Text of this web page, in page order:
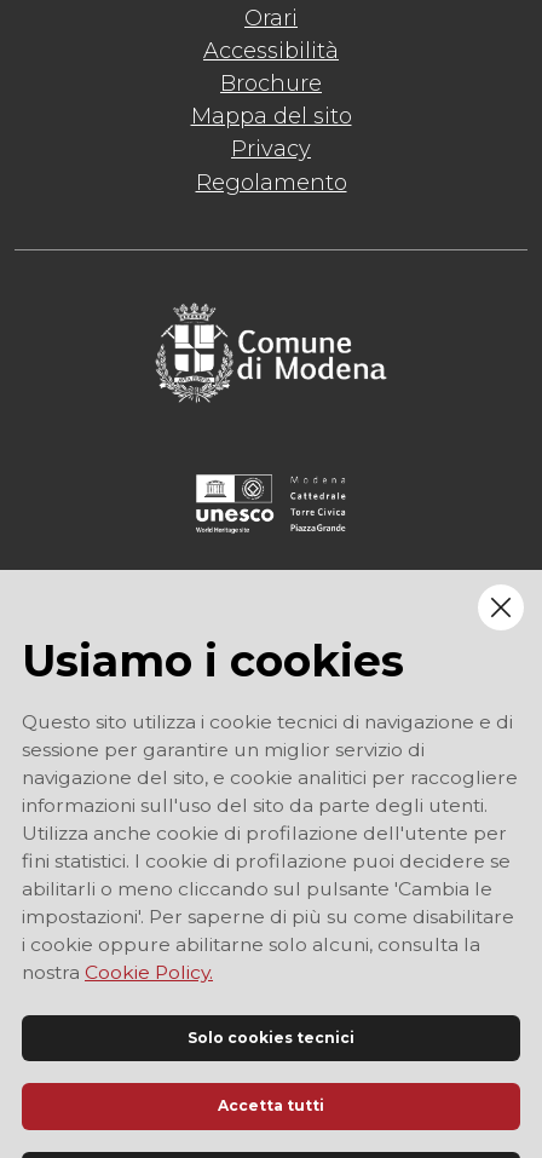
Orari
Accessibilità
Brochure
Mappa del sito
Privacy
Regolamento
Sito Ufficiale di Informazione Turistica di Modena
Usiamo i cookies
Questo sito utilizza i cookie tecnici di navigazione e di
sessione per garantire un miglior servizio di
navigazione del sito, e cookie analitici per raccogliere
informazioni sull'uso del sito da parte degli utenti.
Utilizza anche cookie di profilazione dell'utente per
fini statistici. I cookie di profilazione puoi decidere se
abilitarli o meno cliccando sul pulsante 'Cambia le
impostazioni'. Per saperne di più su come disabilitare
i cookie oppure abilitarne solo alcuni, consulta la
nostra Cookie Policy.
Solo cookies tecnici
Accetta tutti